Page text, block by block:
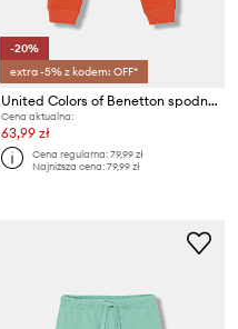
-20%
extra -5% z kodem: OFF*
United Colors of Benetton spodnie dresowe bawełniane dziecięce
Cena aktualna:
63,99 zł
Cena regularna:79,99 zł
Najniższa cena:79,99 zł